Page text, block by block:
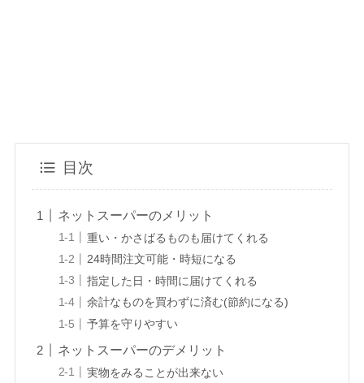
目次
ネットスーパーのメリット
重い・かさばるものも届けてくれる
24時間注文可能・時短になる
指定した日・時間に届けてくれる
余計なものを買わずに済む(節約になる)
予算を守りやすい
ネットスーパーのデメリット
実物をみることが出来ない